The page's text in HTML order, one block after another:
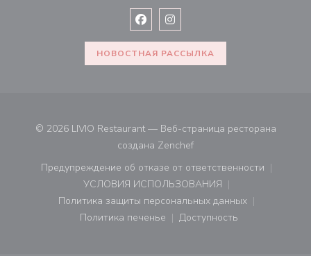
Facebook ((открывается в новом
Instagram ((открывается в
НОВОСТНАЯ РАССЫЛКА
© 2026 LIVIO Restaurant — Веб-страница ресторана
создана Zenchef((открывается в новом
Предупреждение об отказе от ответственности
((открывается в новом окне))
УСЛОВИЯ ИСПОЛЬЗОВАНИЯ
((открывается в новом окне))
Политика защиты персональных данных
((открывается в новом окне))
Политика печенье
((открывается в новом окне))
Доступность
((открывается в